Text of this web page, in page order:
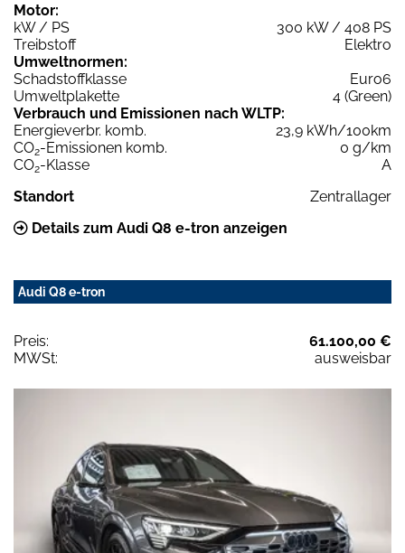
Motor:
kW / PS
300 kW / 408 PS
Treibstoff
Elektro
Umweltnormen:
Schadstoffklasse
Euro6
Umweltplakette
4 (Green)
Verbrauch und Emissionen nach WLTP:
Energieverbr. komb.
23,9 kWh/100km
CO2-Emissionen komb.
0 g/km
CO2-Klasse
A
Standort
Zentrallager
Details zum Audi Q8 e-tron anzeigen
Audi Q8 e-tron
Preis:
61.100,00 €
MWSt:
ausweisbar